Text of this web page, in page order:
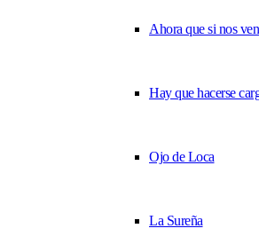
Ahora que si nos ven
Hay que hacerse
Ojo de Loca
La Sureña